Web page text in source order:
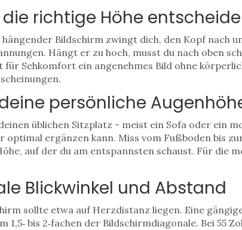
richtige Höhe
Bildschirm zwingt dich, den Kopf nach
Hängt er zu hoch, musst du nach oben
für Sehkomfort ein angenehmes Bild ohne
persönliche
üblichen Sitzplatz - meist ein Sofa oder ein
optimal ergänzen kann. Miss vom Fußboden bis
auf der du am entspannsten schaust. Für die
Blickwinkel und Abstand
sollte etwa auf Herzdistanz liegen. Eine
1,5‑ bis 2‑fachen der Bildschirmdiagonale. Bei 55